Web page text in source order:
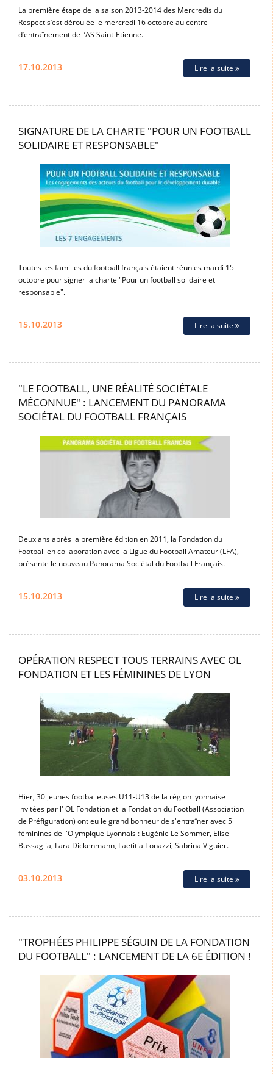
La première étape de la saison 2013-2014 des Mercredis du
Respect s’est déroulée le mercredi 16 octobre au centre
d’entraînement de l’AS Saint-Etienne.
17.10.2013 Lire la suite
SIGNATURE DE LA CHARTE "POUR UN FOOTBALL
SOLIDAIRE ET RESPONSABLE"
Toutes les familles du football français étaient réunies mardi 15
octobre pour signer la charte "Pour un football solidaire et
responsable".
15.10.2013 Lire la suite
"LE FOOTBALL, UNE RÉALITÉ SOCIÉTALE
MÉCONNUE" : LANCEMENT DU PANORAMA
SOCIÉTAL DU FOOTBALL FRANÇAIS
Deux ans après la première édition en 2011, la Fondation du
Football en collaboration avec la Ligue du Football Amateur (LFA),
présente le nouveau Panorama Sociétal du Football Français.
15.10.2013 Lire la suite
OPÉRATION RESPECT TOUS TERRAINS AVEC OL
FONDATION ET LES FÉMININES DE LYON
Hier, 30 jeunes footballeuses U11-U13 de la région lyonnaise
invitées par l' OL Fondation et la Fondation du Football (Association
de Préfiguration) ont eu le grand bonheur de s'entraîner avec 5
féminines de l'Olympique Lyonnais : Eugénie Le Sommer, Elise
Bussaglia, Lara Dickenmann, Laetitia Tonazzi, Sabrina Viguier.
03.10.2013 Lire la suite
"TROPHÉES PHILIPPE SÉGUIN DE LA FONDATION
DU FOOTBALL" : LANCEMENT DE LA 6E ÉDITION !